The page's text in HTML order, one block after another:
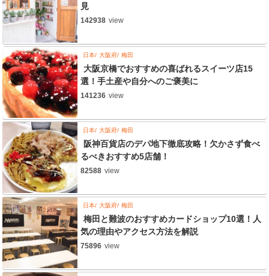
見
142938 view
日本 大阪府 梅田
大阪京橋でおすすめの喜ばれるスイーツ店15
選！手土産や自分へのご褒美に
141236 view
日本 大阪府 梅田
阪神百貨店のデパ地下徹底攻略！欠かさず食べ
るべきおすすめ5店舗！
82588 view
日本 大阪府 梅田
梅田と難波のおすすめカードショップ10選！人
気の理由やアクセス方法を解説
75896 view